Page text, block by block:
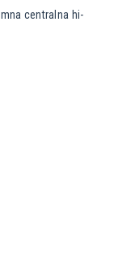
centralna hi-